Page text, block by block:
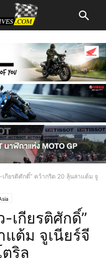
เกียรติศักดิ์” คว้ากริด 20 ลุ้นล่าแต้ม จู
-เกียรติศักดิ์”
ต้ม จูเนียร์จี
ริล